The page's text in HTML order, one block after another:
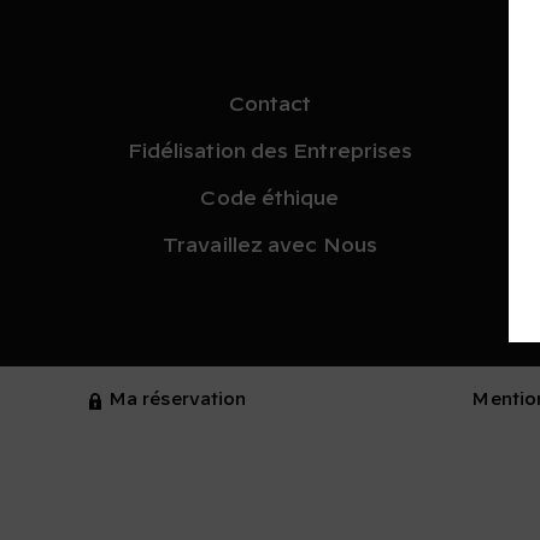
Contact
Fidélisation des Entreprises
Code éthique
Travaillez avec Nous
Ma réservation